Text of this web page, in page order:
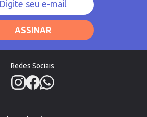
ASSINAR
Redes Sociais